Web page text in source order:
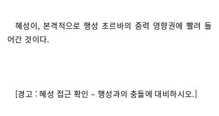
혜성이, 본격적으로 행성 초르바의 중력 영향권에 빨려 들
어간 것이다.
[경고 : 혜성 접근 확인 – 행성과의 충돌에 대비하시오.]